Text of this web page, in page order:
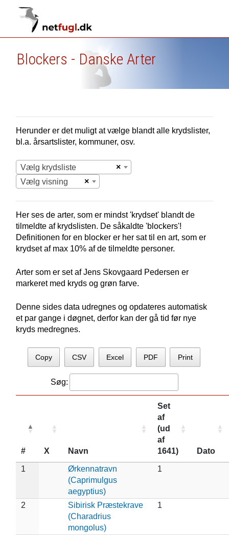
Blockers - Danske Arter
Herunder er det muligt at vælge blandt alle krydslister,
bl.a. årsartslister, kommuner, osv.
×
Vælg krydsliste
×
Vælg visning
Her ses de arter, som er mindst 'krydset' blandt de
tilmeldte af krydslisten. De såkaldte 'blockers'!
Definitionen for en blocker er her sat til en art, som er
krydset af max 10% af de tilmeldte personer.
Arter som er set af Jens Skovgaard Pedersen er
markeret med kryds og grøn farve.
Denne sides data udregnes og opdateres automatisk
et par gange i døgnet, derfor kan der gå tid før nye
kryds medregnes.
Copy CSV Excel PDF Print
Søg:
# X Navn
Set
af
(ud
af
1641)
Dato
1
Ørkennatravn
(Caprimulgus
aegyptius)
1
2
Sibirisk Præstekrave
(Charadrius
mongolus)
1